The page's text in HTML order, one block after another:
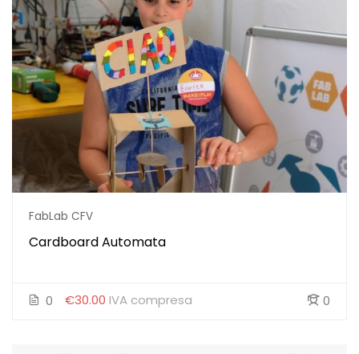
FabLab CFV
Cardboard Automata
0 0
€30.00 IVA compresa